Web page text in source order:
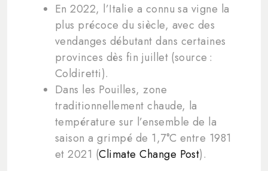
En 2022, l’Italie a connu sa vigne la
plus précoce du siècle, avec des
vendanges débutant dans certaines
provinces dès fin juillet (source :
Coldiretti).
Dans les Pouilles, zone
traditionnellement chaude, la
température sur l’ensemble de la
saison a grimpé de 1,7°C entre 1981
et 2021 (Climate Change Post).